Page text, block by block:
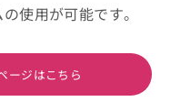
使用が可能です。
ージはこちら